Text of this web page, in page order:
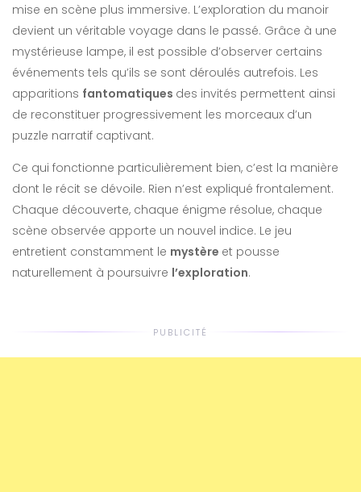
mise en scène plus immersive. L’exploration du manoir
devient un véritable voyage dans le passé. Grâce à une
mystérieuse lampe, il est possible d’observer certains
événements tels qu’ils se sont déroulés autrefois. Les
apparitions fantomatiques des invités permettent ainsi
de reconstituer progressivement les morceaux d’un
puzzle narratif captivant.
Ce qui fonctionne particulièrement bien, c’est la manière
dont le récit se dévoile. Rien n’est expliqué frontalement.
Chaque découverte, chaque énigme résolue, chaque
scène observée apporte un nouvel indice. Le jeu
entretient constamment le mystère et pousse
naturellement à poursuivre l’exploration.
PUBLICITÉ